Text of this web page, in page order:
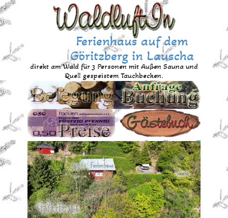
Ferienhaus auf dem
Göritzberg​ in Lauscha
direkt am Wald für 3 Personen mit Außen Sauna und
Quell gespeistem Tauchbecken.